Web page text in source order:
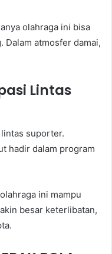
olahraga ini bisa
Dalam atmosfer damai,
Lintas
suporter.
hadir dalam program
ini mampu
besar keterlibatan,